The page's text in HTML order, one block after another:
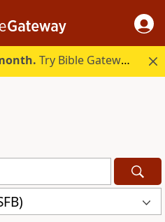
Try Bible Gateway Plus.